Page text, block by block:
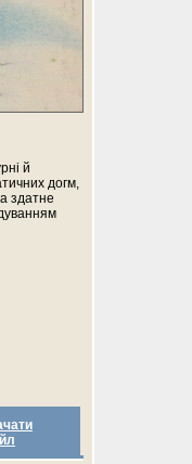
й
догм,
здатне